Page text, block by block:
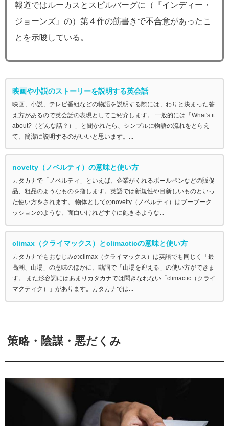
報道ではルーカスとスピルバーグに（『インディー・
ジョーンズ』の）第４作の筋書きで不合意があったこ
とを示唆している。
映画や小説のストーリーを説明する英会話
映画、小説、テレビ番組などの物語を説明する際には、わりと決まった答
え方があるので英会話の表現としてご紹介します。 一般的には「What's it
about?（どんな話？）」と聞かれたら、シンプルに物語の流れをとらえ
て、簡潔に説明するのがいいと思います。...
novelty（ノベルティ）の意味と使い方
カタカナで「ノベルティ」といえば、企業がくれるボールペンなどの販促
品、粗品のようなものを指します。英語では新規性や目新しいものといっ
た使い方をされます。 物体としてのnovelty（ノベルティ）はブーブーク
ッションのような、面白いけれどすぐに飽きるような...
climax（クライマックス）とclimacticの意味と使い方
カタカナでもおなじみのclimax（クライマックス）は英語でも同じく「最
高潮、山場」の意味のほかに、動詞で「山場を迎える」の使い方ができま
す。 また形容詞にはあまりカタカナでは聞きなれない「climactic（クライ
マクティク）」があります。カタカナでは...
策略・陰謀・悪だくみ